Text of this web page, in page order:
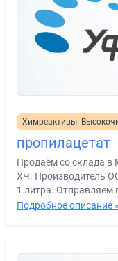
Химреактивы.
пропилацетат
Продаём со склада в
ХЧ. Производитель
1 литра. Отправляем
Подробное описание »